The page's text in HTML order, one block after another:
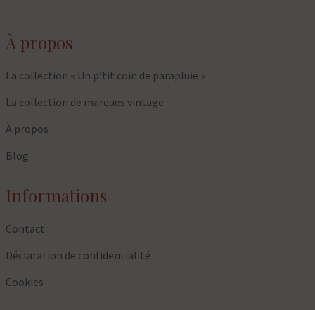
À propos
La collection « Un p’tit coin de parapluie »
La collection de marques vintage
À propos
Blog
Informations
Contact
Déclaration de confidentialité
Cookies